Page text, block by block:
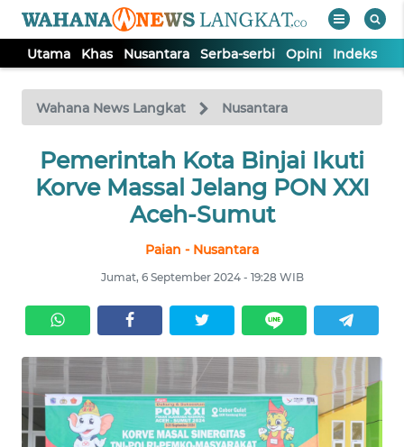
Utama Khas Nusantara Serba-serbi Opini Indeks
Wahana News Langkat Nusantara
Pemerintah Kota Binjai Ikuti
Korve Massal Jelang PON XXI
Aceh-Sumut
Paian - Nusantara
Jumat, 6 September 2024 - 19:28 WIB
TV
Tutup
UTAMA
SERBA-
SERBI
OPINI
Informasi